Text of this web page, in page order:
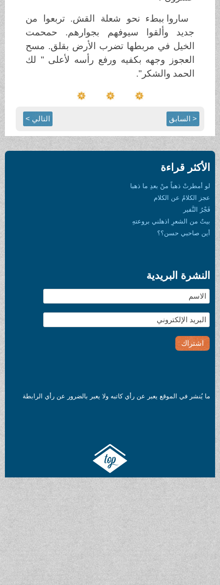
ساروا ببطء نحو شعلة القش. تربعوا من
جديد وألقوا سيوفهم بجوارهم. حمحمت
الخيل في مربطها تضرب الأرض بقلق. مسح
العجوز وجهه بكفيه ورفع رأسه لأعلى " لك
الحمد والشكر".
< السابق التالي >
الأكثر قراءة
لو أمطرتْ ذهباً منْ بعدِ ما ذهبا
عجز الكلامُ عن الكلام
فَجْرُ النَّفير
بيتٌ من الشعرِ اذهلني بروعتهِ
أين صاحبي حسن؟؟
النشرة البريدية
ما يُنشر في الموقع يعبر عن رأي كاتبه ولا يعبر بالضرور عن رأي الرابطة